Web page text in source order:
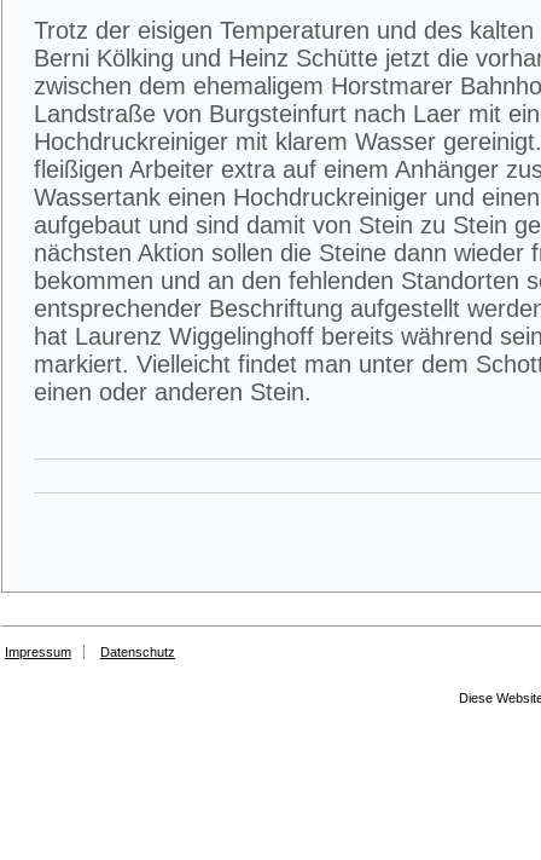
Trotz der eisigen Temperaturen und des
Berni Kölking und Heinz Schütte jetzt die
zwischen dem ehemaligem Horstmarer
Landstraße von Burgsteinfurt nach Laer mit
Hochdruckreiniger mit klarem Wasser
fleißigen Arbeiter extra auf einem Anhänger
Wassertank einen Hochdruckreiniger und
aufgebaut und sind damit von Stein zu Stein
nächsten Aktion sollen die Steine dann wieder
bekommen und an den fehlenden Standorten
entsprechender Beschriftung aufgestellt
hat Laurenz Wiggelinghoff bereits während
markiert. Vielleicht findet man unter dem
einen oder anderen Stein.
Impressum Datenschutz
Diese